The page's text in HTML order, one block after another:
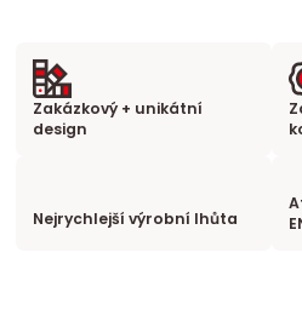
Zakázkový + unikátní
design
Nejrychlejší výrobní lhůta